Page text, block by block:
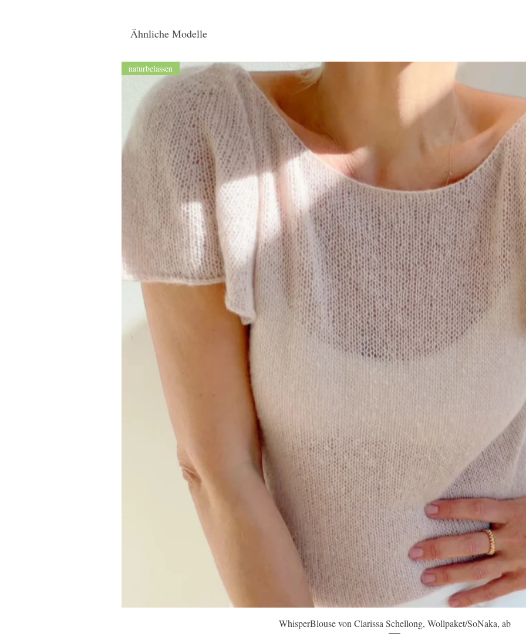
Ähnliche Modelle
Schnellansicht
naturbelassen
WhisperBlouse von Clarissa Schellong, Wollpaket/SoNaka, ab